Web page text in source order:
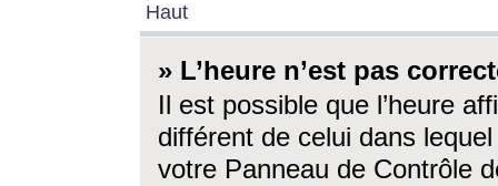
Haut
» L’heure n’est pas
Il est possible que l’heure
différent de celui dans
votre Panneau de Contrôle